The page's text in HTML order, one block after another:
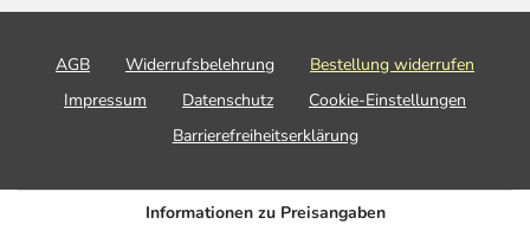
AGB Widerrufsbelehrung
Bestellung widerrufen
Impressum
Datenschutz
Cookie-Einstellungen
Barrierefreiheitserklärung
Informationen zu Preisangaben